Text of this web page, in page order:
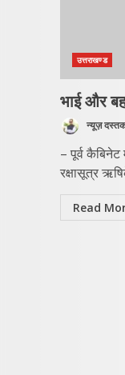
उत्तराखण्ड
भाई और
न्यूज़
– पूर्व
रक्षासूत्र
Read